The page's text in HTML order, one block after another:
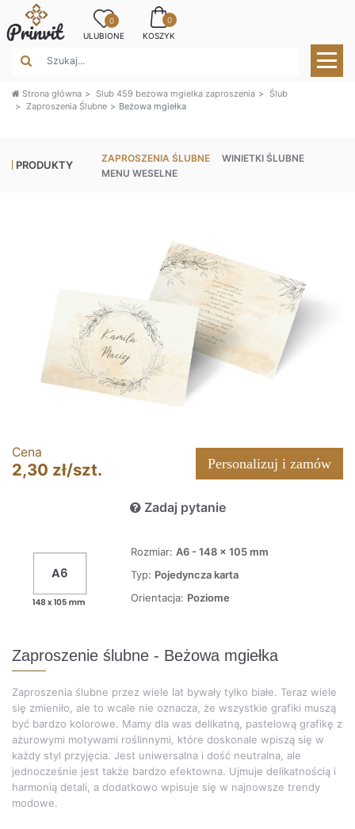
0
ULUBIONE
0
KOSZYK
Strona główna Slub 459 bezowa mgielka zaproszenia
Ślub
Zaproszenia Ślubne
Beżowa mgiełka
PRODUKTY
ZAPROSZENIA ŚLUBNE
WINIETKI ŚLUBNE
MENU WESELNE
Cena
2,30 zł/szt. Personalizuj i zamów
Zadaj pytanie
Rozmiar: A6 - 148 x 105 mm
Typ: Pojedyncza karta
Orientacja: Poziome
Zaproszenie ślubne - Beżowa mgiełka
Zaproszenia ślubne przez wiele lat bywały tylko białe. Teraz wiele
się zmieniło, ale to wcale nie oznacza, że wszystkie grafiki muszą
być bardzo kolorowe. Mamy dla was delikatną, pastelową grafikę z
ażurowymi motywami roślinnymi, które doskonale wpiszą się w
każdy styl przyjęcia. Jest uniwersalna i dość neutralna, ale
jednocześnie jest także bardzo efektowna. Ujmuje delikatnością i
harmonią detali, a dodatkowo wpisuje się w najnowsze trendy
modowe.